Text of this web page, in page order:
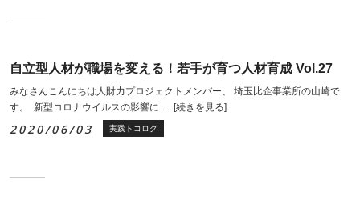
自立型人材が職場を変える！若手が育つ人材育成 Vol.27
みなさんこんにちは人財力プロジェクトメンバー、 埼玉比企事業所の山崎で
す。 新型コロナウイルスの影響に … [続きを見る]
2020/06/03 実践トコログ